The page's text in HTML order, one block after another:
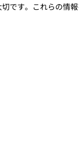
です。これらの情